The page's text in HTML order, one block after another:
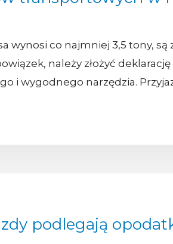
wynosi co najmniej 3,5 tony,
należy złożyć deklarację
i wygodnego narzędzia.
podlegają